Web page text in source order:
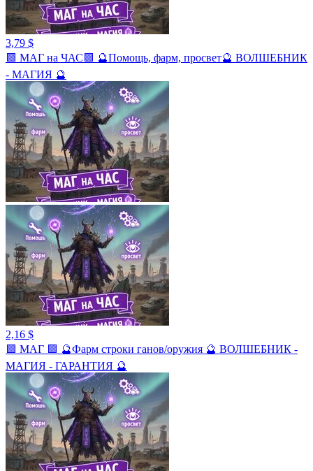
3,79 $
🟪 МАГ на ЧАС🟪 🔮Помощь, фарм, просвет🔮 ВОЛШЕБНИК
- МАГИЯ 🔮
2,16 $
🟪 МАГ 🟪 🔮Фарм строки ганов/оружия 🔮 ВОЛШЕБНИК -
МАГИЯ - ГАРАНТИЯ 🔮